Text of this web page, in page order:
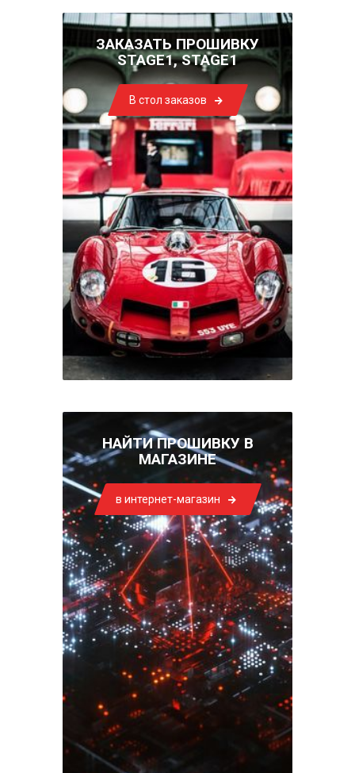
ЗАКАЗАТЬ ПРОШИВКУ
STAGE1, STAGE1
В стол заказов
НАЙТИ ПРОШИВКУ В
МАГАЗИНЕ
в интернет-магазин